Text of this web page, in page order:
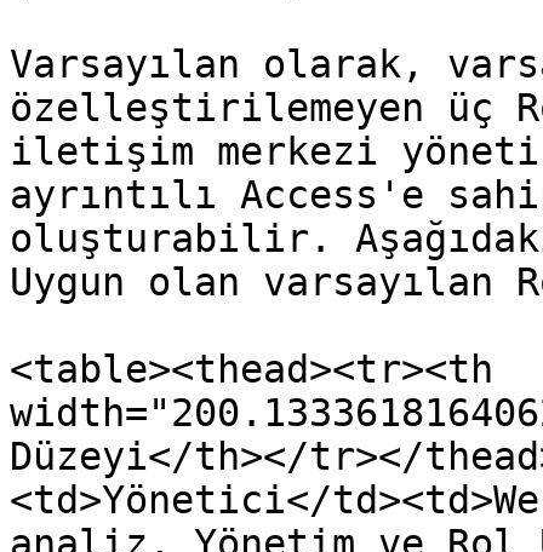
Varsayılan olarak,
özelleştirilemeyen üç
iletişim merkezi
ayrıntılı Access'e
oluşturabilir.
Uygun olan
<table><thead><tr><th
Düzeyi</th></tr></
<td>Yönetici</